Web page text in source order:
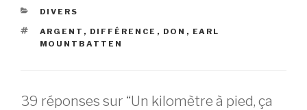
CATÉGORIES
DIVERS
ÉTIQUETTES
ARGENT , DIFFÉRENCE , DON , EARL
MOUNTBATTEN
39 réponses sur “Un kilomètre à pied, ça